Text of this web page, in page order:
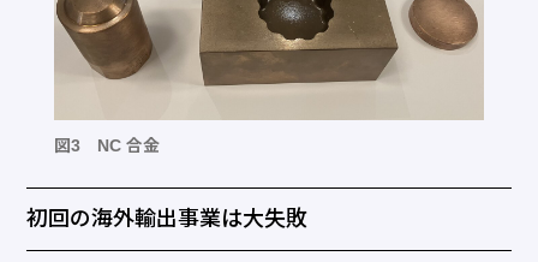
図3 NC 合金
初回の海外輸出事業は大失敗